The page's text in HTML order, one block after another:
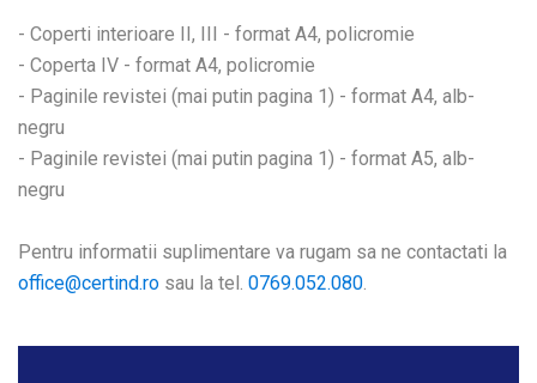
- Coperti interioare II, III - format A4, policromie
- Coperta IV - format A4, policromie
- Paginile revistei (mai putin pagina 1) - format A4, alb-
negru
- Paginile revistei (mai putin pagina 1) - format A5, alb-
negru
Pentru informatii suplimentare va rugam sa ne contactati la
office@certind.ro sau la tel. 0769.052.080.